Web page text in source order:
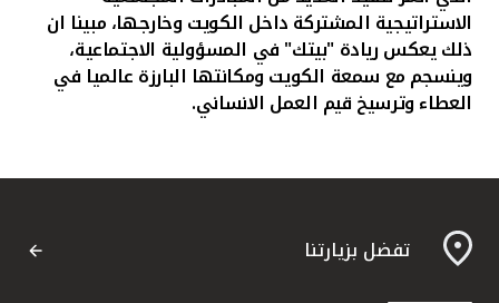
الاستراتيجية المشتركة داخل الكويت وخارجها، مبينا ان
ذلك يعكس ريادة "بيتك" في المسؤولية الاجتماعية،
وينسجم مع سمعة الكويت ومكانتها البارزة عالميا في
العطاء وترسيخ قيم العمل الانساني.
تفضل بزيارتنا